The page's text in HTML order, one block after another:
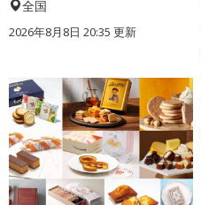
全国
2026年8月8日 20:35 更新